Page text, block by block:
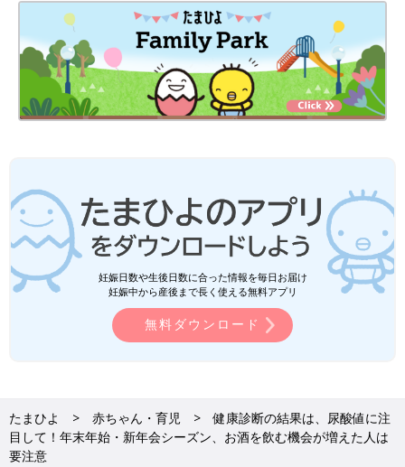
尿酸値が高いと、高尿酸血症や痛風の原因となります。痛風を発
症してしまうと、日常生活に支障が出るほどの痛みを伴うため、
早めの対処が重要です。尿酸のもととなるプリン体を多く含む食
これからの年末年始、新年会シーズン、飲み会で尿酸値が高くな
りやすい食生活が続くかもしれません。食べ過ぎ飲み過ぎに注意
したり、ビタミンCを多く含む食事を意識したりすることで、か
らだを労わりながら楽しんでくださいね！
＜参考文献＞
※1 公益財団法人 痛風・尿酸財団 尿酸値の正常値は？
※2 厚生労働省eヘルスネット 高尿酸血症
※3 帝京大学薬学部物理化学講座 薬品分析学教室 食品中プリン体
※5 痛風と核酸代謝 第41巻 第2号「アルコールが尿酸代謝に悪い
理由」
※6 一般社団法人日本肥満症予防協会 6. 肥満と痛風・高尿酸血
妊娠日数や生後日数に合った情報を毎日お届け
妊娠中から産後まで長く使える無料アプリ
無料ダウンロード
たまひよ 赤ちゃん・育児
健康診断の結果は、尿酸値に注
目して！年末年始・新年会シーズン、お酒を飲む機会が増えた人は
要注意